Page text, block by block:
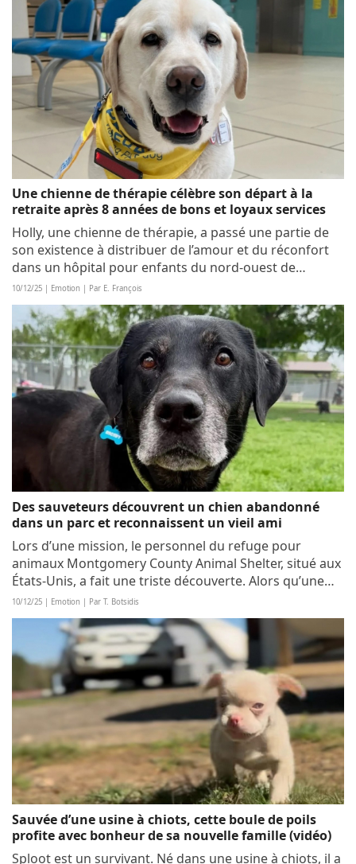
Une chienne de thérapie célèbre son départ à la
retraite après 8 années de bons et loyaux services
Holly, une chienne de thérapie, a passé une partie de
son existence à distribuer de l’amour et du réconfort
dans un hôpital pour enfants du nord-ouest de
l’Angleterre. Après 8 années d’activité, elle s’apprête à
prendre sa retraite, et une fête a...
10/12/25 | Emotion | Par E. François
Des sauveteurs découvrent un chien abandonné
dans un parc et reconnaissent un vieil ami
Lors d’une mission, le personnel du refuge pour
animaux Montgomery County Animal Shelter, situé aux
États-Unis, a fait une triste découverte. Alors qu’une
équipe devait intervenir dans un parc afin d’identifier
un chien perdu, les agents ont...
10/12/25 | Emotion | Par T. Botsidis
Sauvée d’une usine à chiots, cette boule de poils
profite avec bonheur de sa nouvelle famille (vidéo)
Sploot est un survivant. Né dans une usine à chiots, il a